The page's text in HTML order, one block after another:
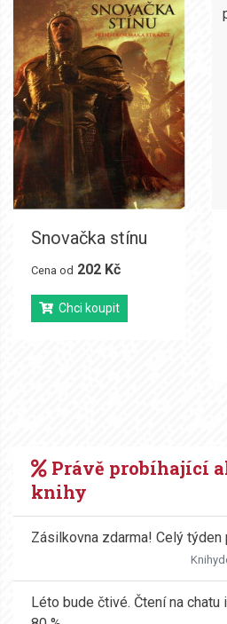
Snovačka stínu
Cena od 202 Kč
Chci koupit
Právě probíhající
knihy
Zásilkovna zdarma! Celý
Léto bude čtivé. Čtení na